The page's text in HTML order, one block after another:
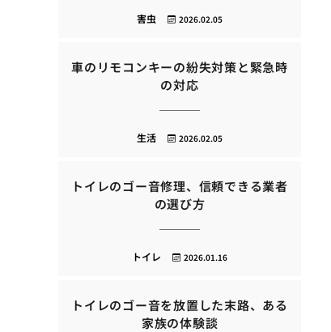
2026.02.05
害虫
車のリモコンキーの紛失対策と緊急時
の対応
2026.02.05
生活
トイレのゴー音修理、信頼できる業者
の選び方
2026.01.16
トイレ
トイレのゴー音を放置した末路、ある
家族の体験談